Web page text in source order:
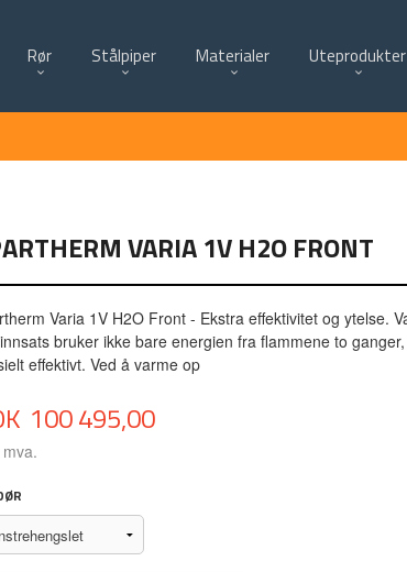
Rør Stålpiper Materialer Uteprodukter
VARIA 1V H2O FRONT
Varia 1V H2O Front - Ekstra effektivitet og ytelse.
bruker ikke bare energien fra flammene to
effektivt. Ved å varme op
100 495,00